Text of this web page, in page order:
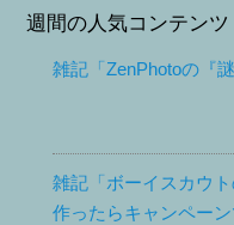
週間の人気コンテンツ
雑記「ZenPhotoの『
雑記「ボーイスカウ
作ったらキャンペー